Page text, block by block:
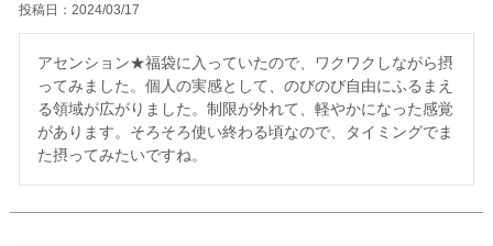
投稿日 2024/03/17
アセンション★福袋に入っていたので、ワクワクしながら摂
ってみました。個人の実感として、のびのび自由にふるまえ
る領域が広がりました。制限が外れて、軽やかになった感覚
があります。そろそろ使い終わる頃なので、タイミングでま
た摂ってみたいですね。